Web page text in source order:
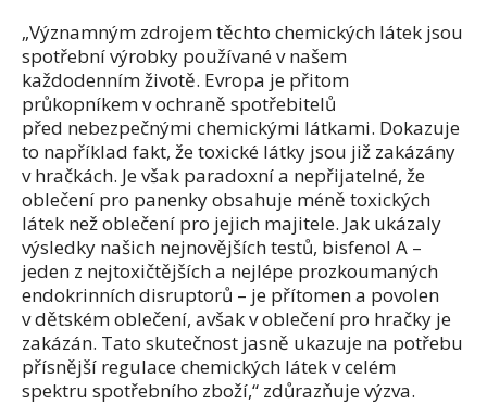
„Významným zdrojem těchto chemických látek jsou
spotřební výrobky používané v našem
každodenním životě. Evropa je přitom
průkopníkem v ochraně spotřebitelů
před nebezpečnými chemickými látkami. Dokazuje
to například fakt, že toxické látky jsou již zakázány
v hračkách. Je však paradoxní a nepřijatelné, že
oblečení pro panenky obsahuje méně toxických
látek než oblečení pro jejich majitele. Jak ukázaly
výsledky našich nejnovějších testů, bisfenol A –
jeden z nejtoxičtějších a nejlépe prozkoumaných
endokrinních disruptorů – je přítomen a povolen
v dětském oblečení, avšak v oblečení pro hračky je
zakázán. Tato skutečnost jasně ukazuje na potřebu
přísnější regulace chemických látek v celém
spektru spotřebního zboží,“ zdůrazňuje výzva.